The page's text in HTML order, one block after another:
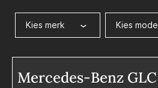
Kies merk Kies model
Mercedes-Benz GLC